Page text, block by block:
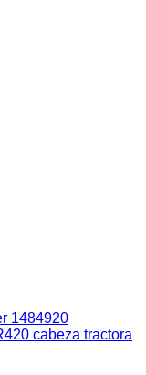
1484920
cabeza tractora